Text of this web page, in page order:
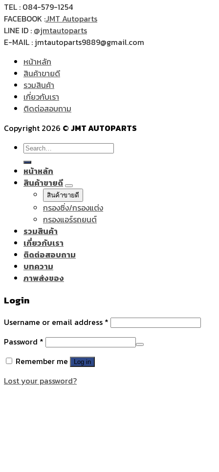
TEL : 084-579-1254
FACEBOOK :JMT Autoparts
LINE ID : @jmtautoparts
E-MAIL : jmtautoparts9889@gmail.com
หน้าหลัก
สินค้าขายดี
รวมสินค้า
เกี่ยวกับเรา
ติดต่อสอบถาม
Copyright 2026 © JMT AUTOPARTS
Search
for:
หน้าหลัก
สินค้าขายดี
สินค้าขายดี
กรองซิ่ง/กรองแต่ง
กรองแอร์รถยนต์
รวมสินค้า
เกี่ยวกับเรา
ติดต่อสอบถาม
บทความ
ภาพส่งของ
Login
Username or email address *
Password *
Remember me
Log in
Lost your password?